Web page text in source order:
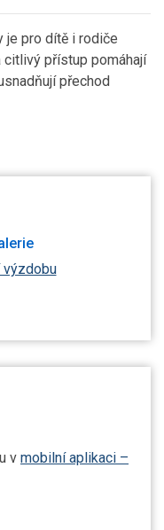
je pro dítě i rodiče
citlivý přístup pomáhají
přechod
v mobilní aplikaci –